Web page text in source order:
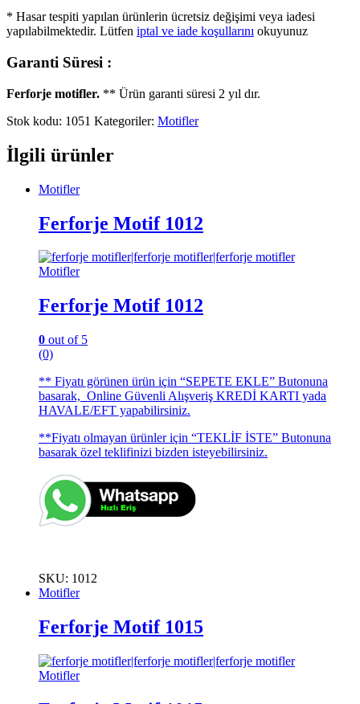
* Hasar tespiti yapılan ürünlerin ücretsiz değişimi veya iadesi
yapılabilmektedir. Lütfen iptal ve iade koşullarını okuyunuz
Garanti Süresi :
Ferforje motifler. ** Ürün garanti süresi 2 yıl dır.
Stok kodu: 1051 Kategoriler: Motifler
İlgili ürünler
Motifler
Ferforje Motif 1012
Motifler
Ferforje Motif 1012
0 out of 5
(0)
** Fiyatı görünen ürün için “SEPETE EKLE” Butonuna
basarak, Online Güvenli Alışveriş KREDİ KARTI yada
HAVALE/EFT yapabilirsiniz.
**Fiyatı olmayan ürünler için “TEKLİF İSTE” Butonuna
basarak özel teklifinizi bizden isteyebilirsiniz.
SKU: 1012
Motifler
Ferforje Motif 1015
Motifler